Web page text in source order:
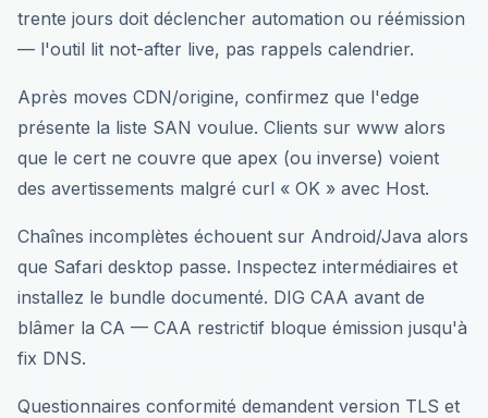
trente jours doit déclencher automation ou réémission
— l'outil lit not-after live, pas rappels calendrier.
Après moves CDN/origine, confirmez que l'edge
présente la liste SAN voulue. Clients sur www alors
que le cert ne couvre que apex (ou inverse) voient
des avertissements malgré curl « OK » avec Host.
Chaînes incomplètes échouent sur Android/Java alors
que Safari desktop passe. Inspectez intermédiaires et
installez le bundle documenté. DIG CAA avant de
blâmer la CA — CAA restrictif bloque émission jusqu'à
fix DNS.
Questionnaires conformité demandent version TLS et